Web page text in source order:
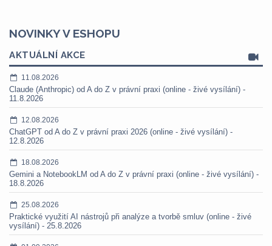
NOVINKY V ESHOPU
AKTUÁLNÍ AKCE
11.08.2026
Claude (Anthropic) od A do Z v právní praxi (online - živé vysílání) -
11.8.2026
12.08.2026
ChatGPT od A do Z v právní praxi 2026 (online - živé vysílání) -
12.8.2026
18.08.2026
Gemini a NotebookLM od A do Z v právní praxi (online - živé vysílání) -
18.8.2026
25.08.2026
Praktické využití AI nástrojů při analýze a tvorbě smluv (online - živé
vysílání) - 25.8.2026